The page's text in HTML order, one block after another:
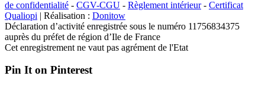
de confidentialité - CGV-CGU - Règlement intérieur- Certificat
Qualiopi | Réalisation : Donitow
Déclaration d’activité enregistrée sous le numéro 11756834375
auprès du préfet de région d’Ile de France
Cet enregistrement ne vaut pas agrément de l'Etat
Pin It on Pinterest